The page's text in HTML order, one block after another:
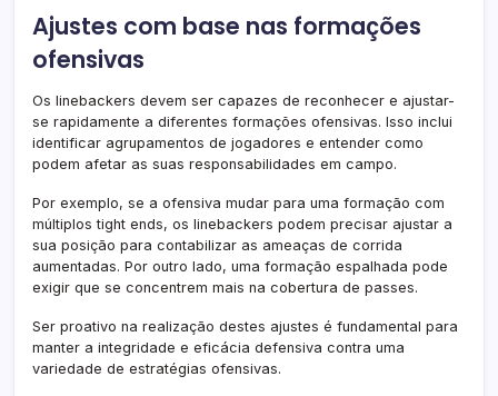
Ajustes com base nas formações
ofensivas
Os linebackers devem ser capazes de reconhecer e ajustar-
se rapidamente a diferentes formações ofensivas. Isso inclui
identificar agrupamentos de jogadores e entender como
podem afetar as suas responsabilidades em campo.
Por exemplo, se a ofensiva mudar para uma formação com
múltiplos tight ends, os linebackers podem precisar ajustar a
sua posição para contabilizar as ameaças de corrida
aumentadas. Por outro lado, uma formação espalhada pode
exigir que se concentrem mais na cobertura de passes.
Ser proativo na realização destes ajustes é fundamental para
manter a integridade e eficácia defensiva contra uma
variedade de estratégias ofensivas.